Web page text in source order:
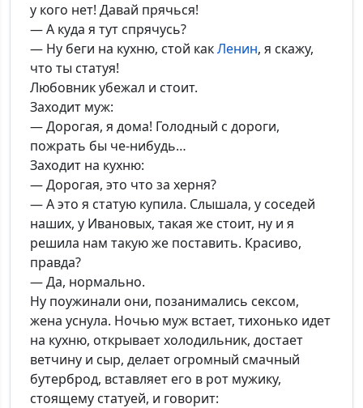
у кого нет! Давай прячься!
— А куда я тут спрячусь?
— Ну беги на кухню, стой какЛенин, я скажу,
что ты статуя!
Любовник убежал и стоит.
Заходит муж:
— Дорогая, я дома! Голодный с дороги,
пожрать бы че-нибудь…
Заходит на кухню:
— Дорогая, это что за херня?
— А это я статую купила. Слышала, у соседей
наших, у Ивановых, такая же стоит, ну и я
решила нам такую же поставить. Красиво,
правда?
— Да, нормально.
Ну поужинали они, позанимались сексом,
жена уснула. Ночью муж встает, тихонько идет
на кухню, открывает холодильник, достает
ветчину и сыр, делает огромный смачный
бутерброд, вставляет его в рот мужику,
стоящему статуей, и говорит: